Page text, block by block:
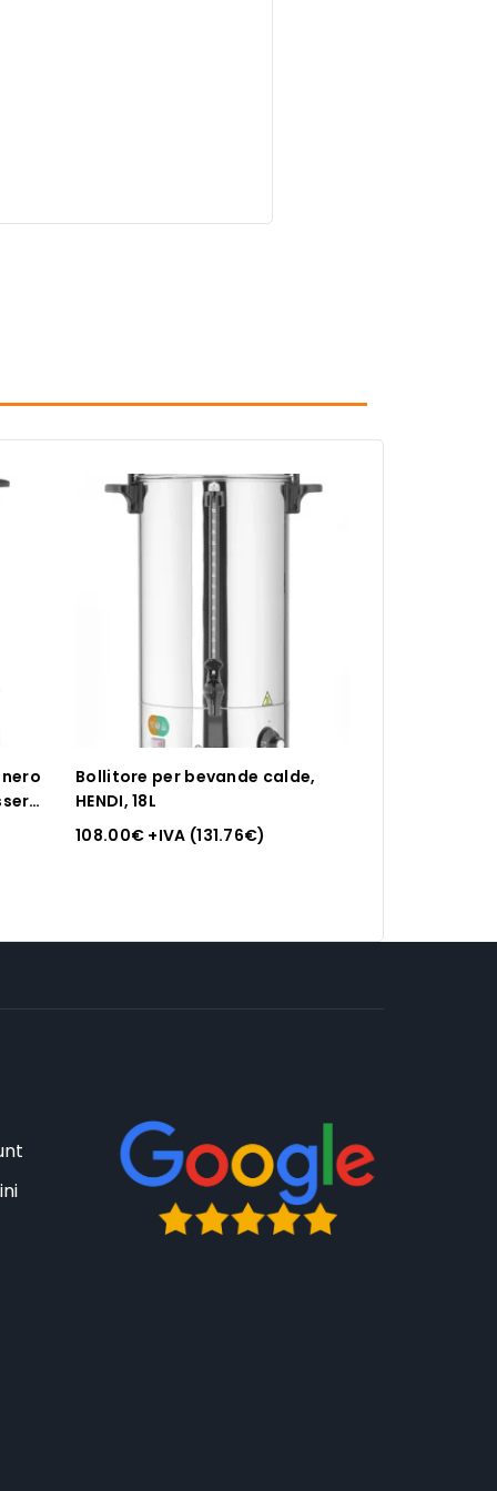
Bollitore per bevande calde,
HENDI, 18L
108.00€ +IVA (131.76€)